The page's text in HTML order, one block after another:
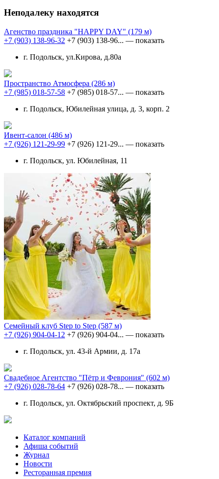
Неподалеку находятся
Агенство праздника "HAPPY DAY" (179 м)
+7 (903) 138-96-32 +7 (903) 138-96... — показать
г. Подольск, ул.Кирова, д.80а
Пространство Атмосфера (286 м)
+7 (985) 018-57-58 +7 (985) 018-57... — показать
г. Подольск, Юбилейная улица, д. 3, корп. 2
Ивент-салон (486 м)
+7 (926) 121-29-99 +7 (926) 121-29... — показать
г. Подольск, ул. Юбилейная, 11
Семейный клуб Step to Step (587 м)
+7 (926) 904-04-12 +7 (926) 904-04... — показать
г. Подольск, ул. 43-й Армии, д. 17а
Свадебное Агентство "Пётр и Феврония" (602 м)
+7 (926) 028-78-64 +7 (926) 028-78... — показать
г. Подольск, ул. Октябрьский проспект, д. 9Б
Каталог компаний
Афиша событий
Журнал
Новости
Ресторанная премия